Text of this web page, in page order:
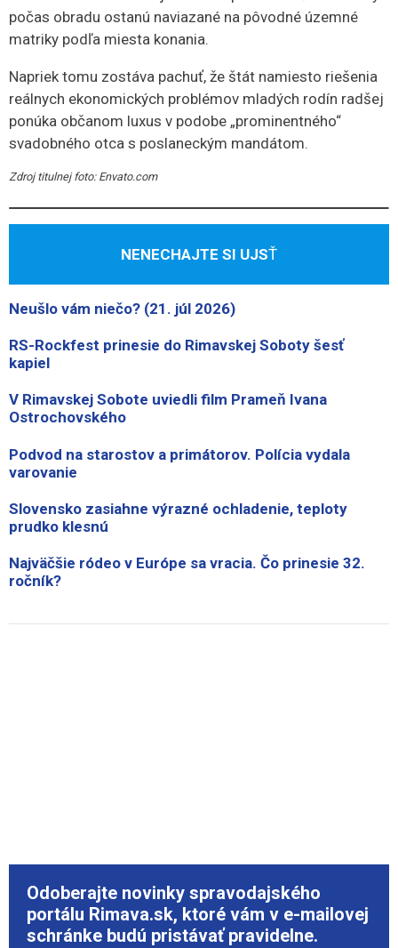
počas obradu ostanú naviazané na pôvodné územné
matriky podľa miesta konania.
Napriek tomu zostáva pachuť, že štát namiesto riešenia
reálnych ekonomických problémov mladých rodín radšej
ponúka občanom luxus v podobe „prominentného“
svadobného otca s poslaneckým mandátom.
Zdroj titulnej foto: Envato.com
NENECHAJTE SI UJSŤ
Neušlo vám niečo? (21. júl 2026)
RS-Rockfest prinesie do Rimavskej Soboty šesť
kapiel
V Rimavskej Sobote uviedli film Prameň Ivana
Ostrochovského
Podvod na starostov a primátorov. Polícia vydala
varovanie
Slovensko zasiahne výrazné ochladenie, teploty
prudko klesnú
Najväčšie ródeo v Európe sa vracia. Čo prinesie 32.
ročník?
Odoberajte novinky spravodajského
portálu Rimava.sk, ktoré vám v e-mailovej
schránke budú pristávať pravidelne.